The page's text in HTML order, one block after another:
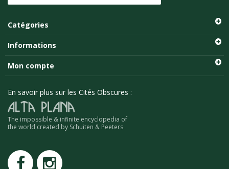
Catégories
Informations
Mon compte
En savoir plus sur les Cités Obscures :
The impossible & infinite encyclopedia of
the world created by Schuiten & Peeters